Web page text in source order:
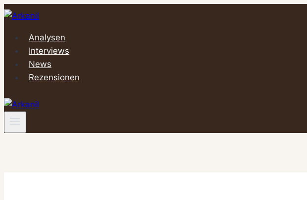
Zum
springenAnalysen
Interviews
News
Rezensionen